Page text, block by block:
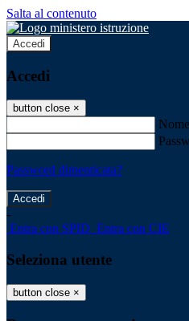
Salta al contenuto
Accedi
Accedi
button close ×
Password dimenticata?
-
Entra con SPID Entra con CIE
Seleziona utente
button close ×